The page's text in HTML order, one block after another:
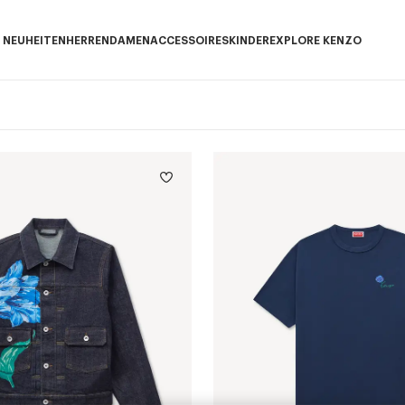
NEUHEITEN HERREN DAMENACCESSOIRESKINDER EXPLORE KENZO